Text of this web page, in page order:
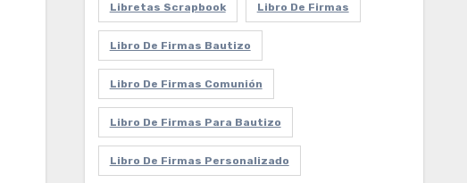
Libretas Scrapbook Libro De Firmas
Libro De Firmas Bautizo
Libro De Firmas Comunión
Libro De Firmas Para Bautizo
Libro De Firmas Personalizado